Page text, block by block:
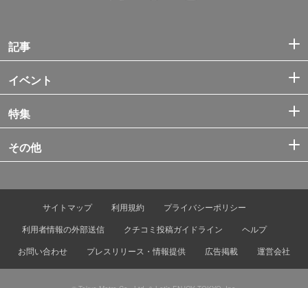
記事
イベント
特集
その他
サイトマップ 利用規約
プライバシーポリシー
利用者情報の外部送信
クチコミ投稿ガイドライン
ヘルプ
お問い合わせ
プレスリリース・情報提供 広告掲載 運営会社